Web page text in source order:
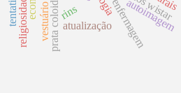
prata coloidal atualização autoimagem
rins
vestuário
religiosidade